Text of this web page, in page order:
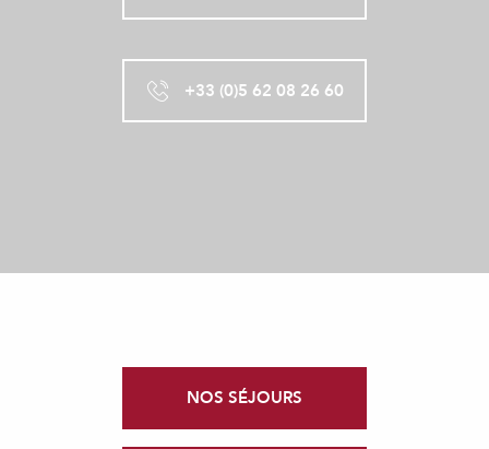
+33 (0)5 62 08 26 60
NOS SÉJOURS